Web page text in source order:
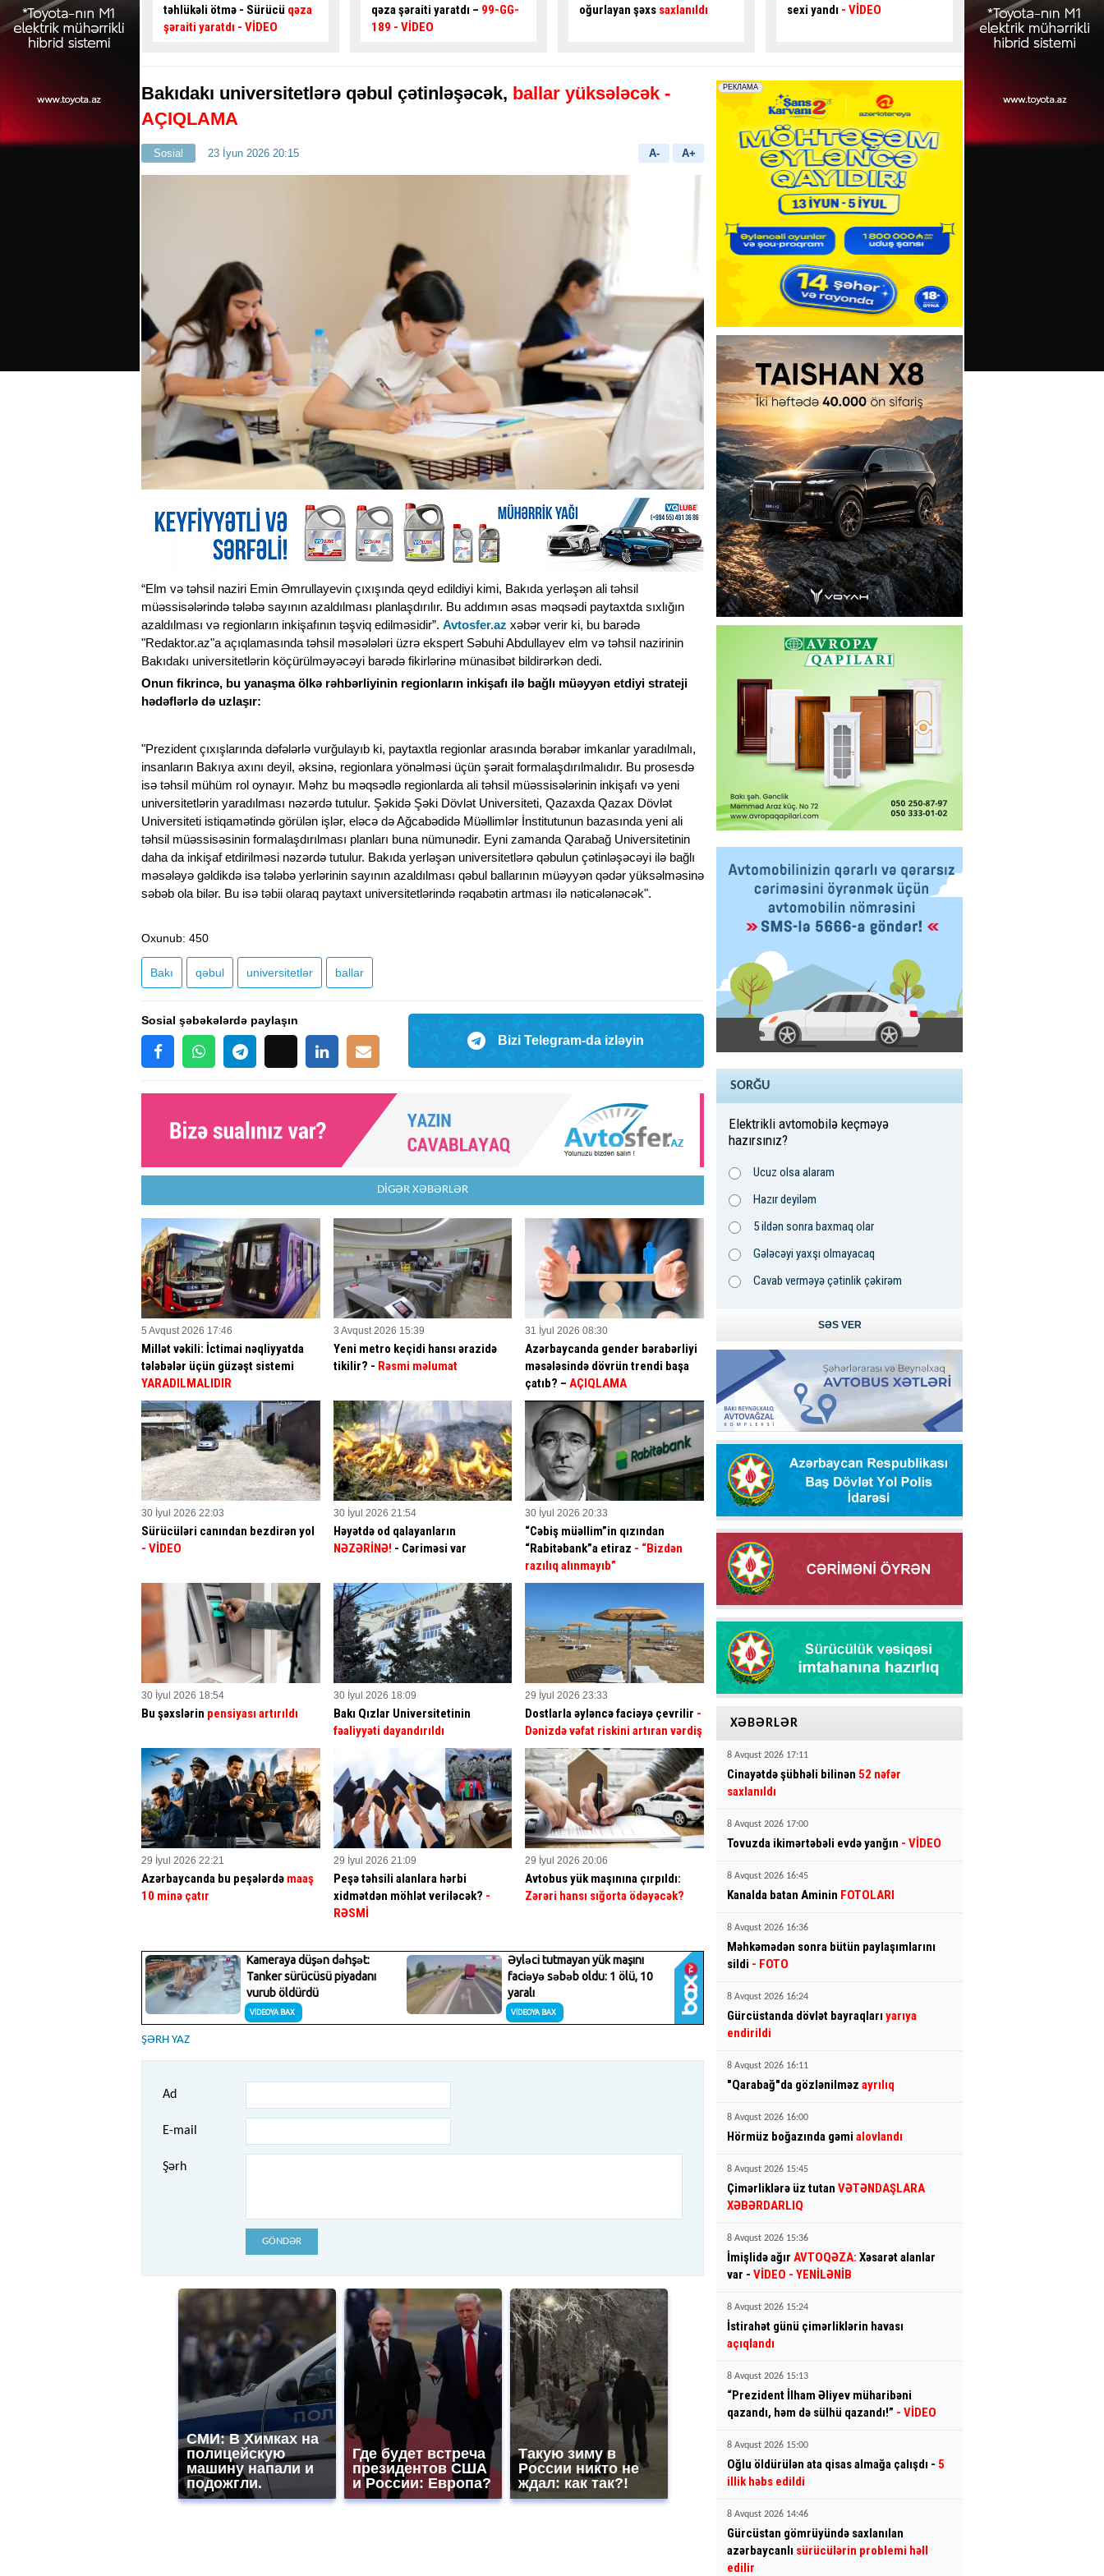
- Sürücüqəza
- VİDEO
qəza şəraiti yaratdı –99-GG-
189- VİDEO
oğurlayan şəxssaxlanıldı
sexi yandı - VİDEO
Sürücü ÖLDÜ
verib,5 nəfər
Bakıdakı universitetlərə qəbul çətinləşəcək, ballar yüksələcək -
AÇIQLAMA
Sosial 23 İyun 2026 20:15 A- A+
“Elm və təhsil naziri Emin Əmrullayevin çıxışında qeyd edildiyi kimi, Bakıda yerləşən ali təhsil
müəssisələrində tələbə sayının azaldılması planlaşdırılır. Bu addımın əsas məqsədi paytaxtda sıxlığın
azaldılması və regionların inkişafının təşviq edilməsidir”. Avtosfer.az xəbər verir ki, bu barədə
"Redaktor.az"a açıqlamasında təhsil məsələləri üzrə ekspert Səbuhi Abdullayev elm və təhsil nazirinin
Bakıdakı universitetlərin köçürülməyəcəyi barədə fikirlərinə münasibət bildirərkən dedi.
Onun fikrincə, bu yanaşma ölkə rəhbərliyinin regionların inkişafı ilə bağlı müəyyən etdiyi strateji
hədəflərlə də uzlaşır:
"Prezident çıxışlarında dəfələrlə vurğulayıb ki, paytaxtla regionlar arasında bərabər imkanlar yaradılmalı,
insanların Bakıya axını deyil, əksinə, regionlara yönəlməsi üçün şərait formalaşdırılmalıdır. Bu prosesdə
isə təhsil mühüm rol oynayır. Məhz bu məqsədlə regionlarda ali təhsil müəssisələrinin inkişafı və yeni
universitetlərin yaradılması nəzərdə tutulur. Şəkidə Şəki Dövlət Universiteti, Qazaxda Qazax Dövlət
Universiteti istiqamətində görülən işlər, eləcə də Ağcabədidə Müəllimlər İnstitutunun bazasında yeni ali
təhsil müəssisəsinin formalaşdırılması planları buna nümunədir. Eyni zamanda Qarabağ Universitetinin
daha da inkişaf etdirilməsi nəzərdə tutulur. Bakıda yerləşən universitetlərə qəbulun çətinləşəcəyi ilə bağlı
məsələyə gəldikdə isə tələbə yerlərinin sayının azaldılması qəbul ballarının müəyyən qədər yüksəlməsinə
səbəb ola bilər. Bu isə təbii olaraq paytaxt universitetlərində rəqabətin artması ilə nəticələnəcək".
Oxunub: 450
Bakı qəbul universitetlər ballar
Sosial şəbəkələrdə paylaşın
Bizi Telegram-da izləyin
DİGƏR XƏBƏRLƏR
5 Avqust 2026 17:46
Millət vəkili: İctimai nəqliyyatda
tələbələr üçün güzəşt sistemi
YARADILMALIDIR
3 Avqust 2026 15:39
Yeni metro keçidi hansı ərazidə
tikilir? - Rəsmi məlumat
31 İyul 2026 08:30
Azərbaycanda gender bərabərliyi
məsələsində dövrün trendi başa
çatıb? –AÇIQLAMA
30 İyul 2026 22:03
Sürücüləri canından bezdirən yol
- VİDEO
30 İyul 2026 21:54
Həyətdə od qalayanların
NƏZƏRİNƏ! - Cəriməsi var
30 İyul 2026 20:33
“Cəbiş müəllim”in qızından
“Rabitəbank”a etiraz - “Bizdən
razılıq alınmayıb”
30 İyul 2026 18:54
Bu şəxslərin pensiyası artırıldı
30 İyul 2026 18:09
Bakı Qızlar Universitetinin
fəaliyyəti dayandırıldı
29 İyul 2026 23:33
Dostlarla əyləncə faciəyə çevrilir -
Dənizdə vəfat riskini artıran vərdiş
29 İyul 2026 22:21
Azərbaycanda bu peşələrdə maaş
10 minə çatır
29 İyul 2026 21:09
Peşə təhsili alanlara hərbi
xidmətdən möhlət veriləcək? -
RƏSMİ
29 İyul 2026 20:06
Avtobus yük maşınına çırpıldı:
Zərəri hansı sığorta ödəyəcək?
ŞƏRH YAZ
Ad
E-mail
Şərh
GÖNDƏR
СМИ: В Химках на
полицейскую
машину напали и
подожгли.
Где будет встреча
президентов США
и России: Европа?
Такую зиму в
России никто не
ждал: как так?!
SORĞU
Elektrikli avtomobilə keçməyə
hazırsınız?
Ucuz olsa alaram
Hazır deyiləm
5 ildən sonra baxmaq olar
Gələcəyi yaxşı olmayacaq
Cavab verməyə çətinlik çəkirəm
XƏBƏRLƏR
8 Avqust 2026 17:11
Cinayətdə şübhəli bilinən 52 nəfər
saxlanıldı
8 Avqust 2026 17:00
Tovuzda ikimərtəbəli evdə yanğın - VİDEO
8 Avqust 2026 16:45
Kanalda batan Aminin FOTOLARI
8 Avqust 2026 16:36
Məhkəmədən sonra bütün paylaşımlarını
sildi - FOTO
8 Avqust 2026 16:24
Gürcüstanda dövlət bayraqları yarıya
endirildi
8 Avqust 2026 16:11
"Qarabağ"da gözlənilməz ayrılıq
8 Avqust 2026 16:00
Hörmüz boğazında gəmi alovlandı
8 Avqust 2026 15:45
Çimərliklərə üz tutan VƏTƏNDAŞLARA
XƏBƏRDARLIQ
8 Avqust 2026 15:36
İmişlidə ağır AVTOQƏZA: Xəsarət alanlar
var - VİDEO - YENİLƏNİB
8 Avqust 2026 15:24
İstirahət günü çimərliklərin havası
açıqlandı
8 Avqust 2026 15:13
“Prezident İlham Əliyev müharibəni
qazandı, həm də sülhü qazandı!” - VİDEO
8 Avqust 2026 15:00
Oğlu öldürülən ata qisas almağa çalışdı - 5
illik həbs edildi
8 Avqust 2026 14:46
Gürcüstan gömrüyündə saxlanılan
azərbaycanlı sürücülərin problemi həll
edilir